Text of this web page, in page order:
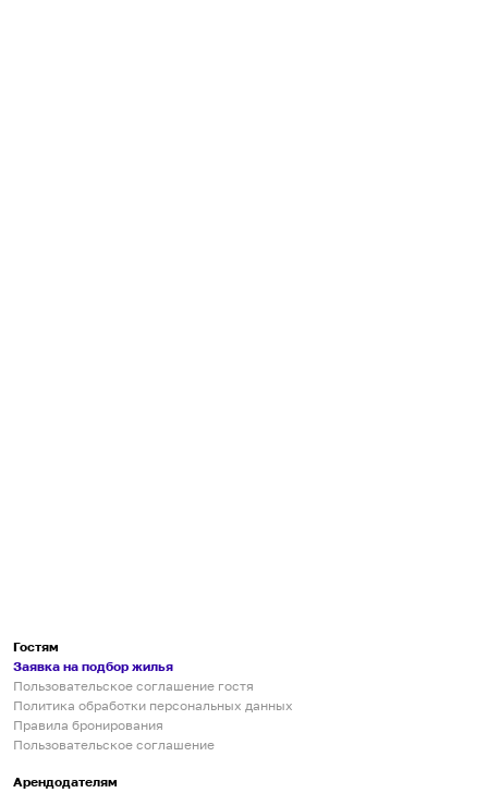
Гостям
Заявка на подбор жилья
Пользовательское соглашение гостя
Политика обработки персональных данных
Правила бронирования
Пользовательское соглашение
Арендодателям